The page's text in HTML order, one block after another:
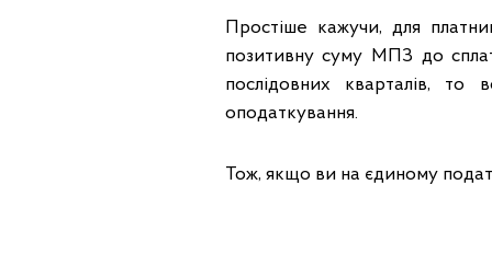
Простіше кажучи, для
позитивну суму МПЗ до
послідовних кварталів,
оподаткування.
Тож, якщо ви на єдиному